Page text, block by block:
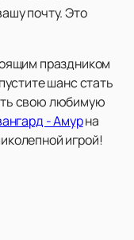
почту. Это
праздником
шанс стать
свою любимую
- Амурна
игрой!